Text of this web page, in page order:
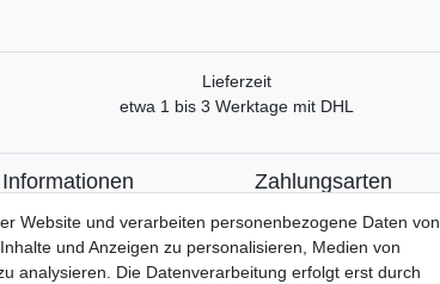
Lieferzeit
etwa 1 bis 3 Werktage mit DHL
Zahlungsarten
Paypal
Kreditkarte
Lastschrift
Website und verarbeiten personenbezogene Daten von
und Anzeigen zu personalisieren, Medien von
analysieren. Die Datenverarbeitung erfolgt erst durch